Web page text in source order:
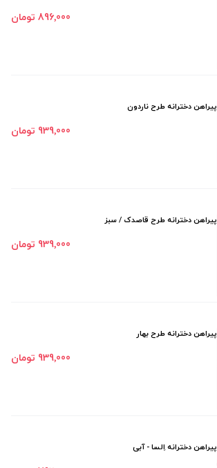
896٬000 تومان
پیراهن دخترانه طرح ناردون
939٬000 تومان
پیراهن دخترانه طرح قاصدک / سبز
939٬000 تومان
پیراهن دخترانه طرح بهار
939٬000 تومان
پیراهن دخترانه اِلسا - آبی